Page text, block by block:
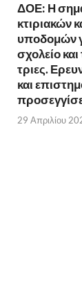
ΔΟΕ: Η
κτιριακών
υποδομών
σχολείο
τριες.
και
29 Απριλίου